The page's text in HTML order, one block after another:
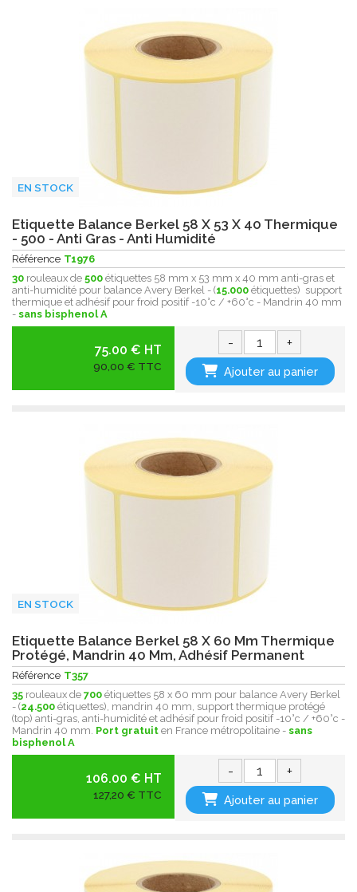
EN STOCK
Etiquette Balance Berkel 58 X 53 X 40 Thermique
- 500 - Anti Gras - Anti Humidité
Référence T1976
30 rouleaux de 500 étiquettes 58 mm x 53 mm x 40 mm anti-gras et
anti-humidité pour balance Avery Berkel - (15.000 étiquettes) support
thermique et adhésif pour froid positif -10°c / +60°c - Mandrin 40 mm
- sans bisphenol A
75.00 € HT
90,00 € TTC
- +
Ajouter au panier
EN STOCK
Etiquette Balance Berkel 58 X 60 Mm Thermique
Protégé, Mandrin 40 Mm, Adhésif Permanent
Référence T357
35 rouleaux de 700 étiquettes 58 x 60 mm pour balance Avery Berkel
- (24.500 étiquettes), mandrin 40 mm, support thermique protégé
(top) anti-gras, anti-humidité et adhésif pour froid positif -10°c / +60°c -
Mandrin 40 mm. Port gratuit en France métropolitaine - sans
bisphenol A
106.00 € HT
127,20 € TTC
- +
Ajouter au panier